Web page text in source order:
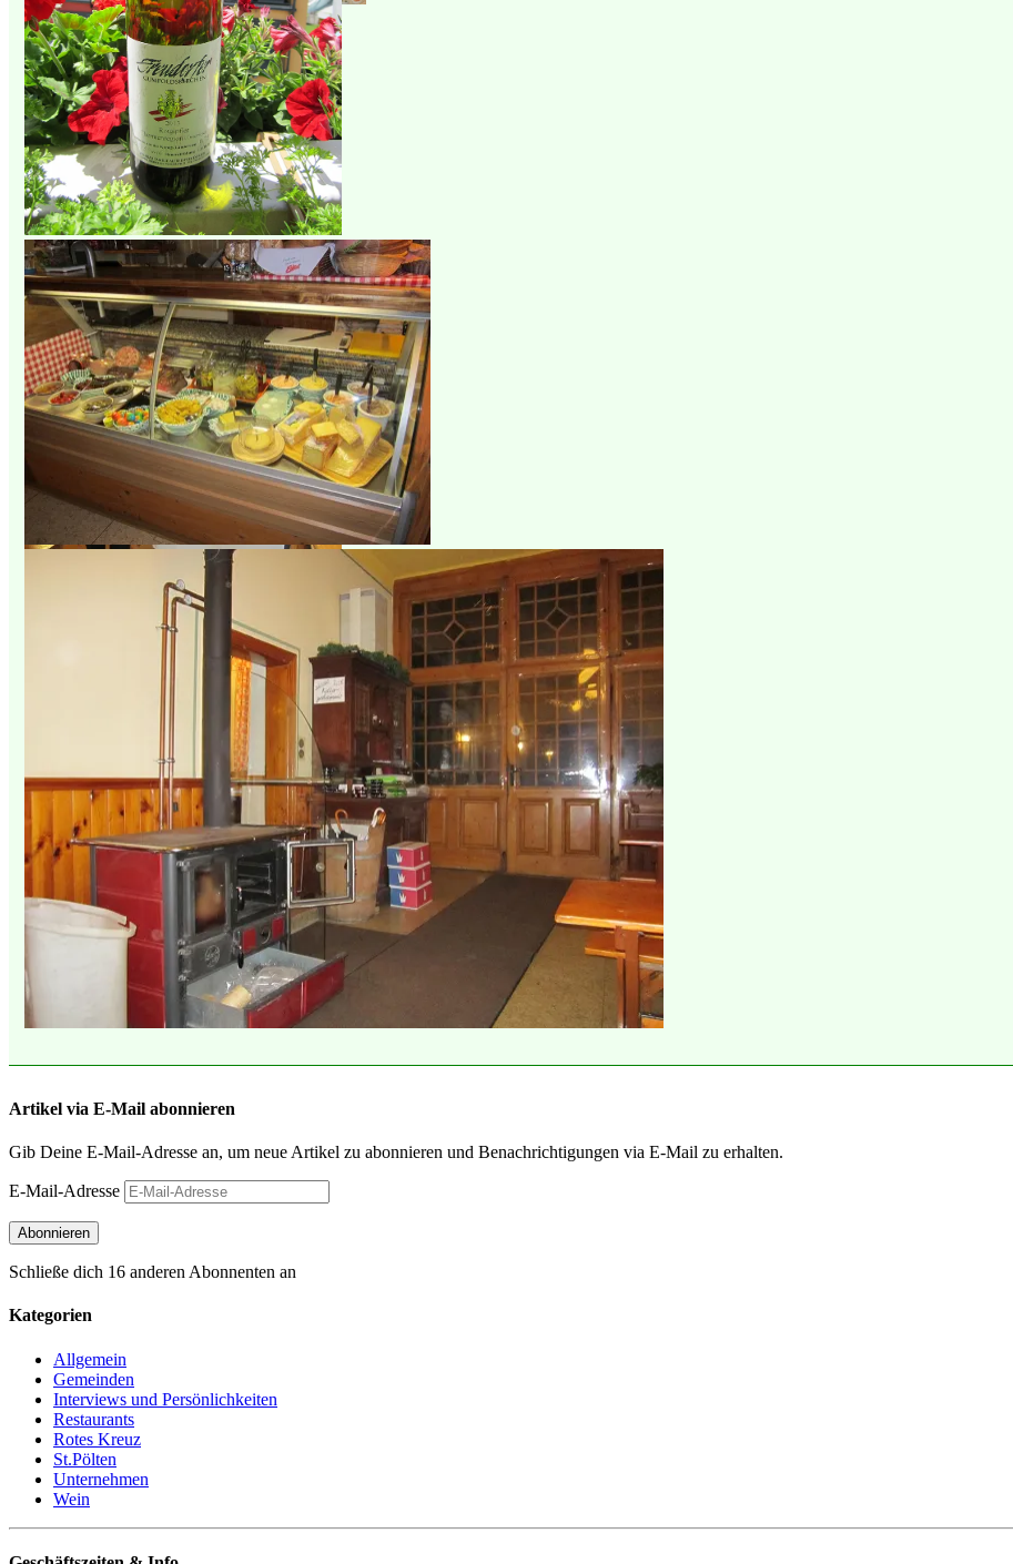
Artikel via E-Mail abonnieren
Gib Deine E-Mail-Adresse an, um neue Artikel zu abonnieren und Benachrichtigungen via E-Mail zu erhalten.
E-Mail-Adresse
Abonnieren
Schließe dich 16 anderen Abonnenten an
Kategorien
Allgemein
Gemeinden
Interviews und Persönlichkeiten
Restaurants
Rotes Kreuz
St.Pölten
Unternehmen
Wein